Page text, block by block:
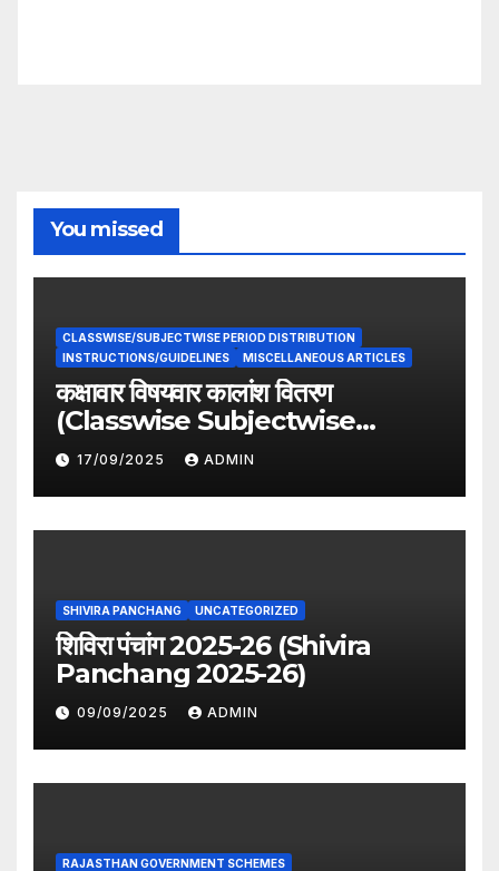
You missed
CLASSWISE/SUBJECTWISE PERIOD DISTRIBUTION
INSTRUCTIONS/GUIDELINES
MISCELLANEOUS ARTICLES
कक्षावार विषयवार कालांश वितरण
(Classwise Subjectwise
period distribution)
17/09/2025 ADMIN
SHIVIRA PANCHANG UNCATEGORIZED
शिविरा पंचांग 2025-26 (Shivira
Panchang 2025-26)
09/09/2025 ADMIN
RAJASTHAN GOVERNMENT SCHEMES